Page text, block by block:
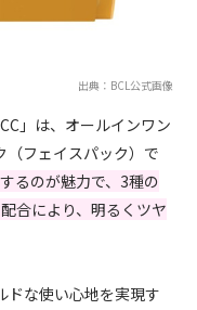
出典：BCL公式画像
」は、オールインワン
（フェイスパック）で
るのが魅力で、3種の
合により、明るくツヤ
ドな使い心地を実現す